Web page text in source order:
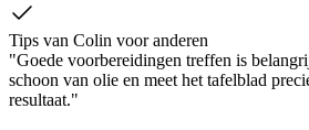
Tips van Colin voor anderen
"Goede voorbereidingen treffen is
schoon van olie en meet het tafelblad
resultaat."